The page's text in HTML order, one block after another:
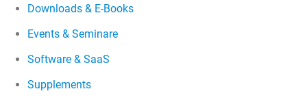
Downloads & E-Books
Events & Seminare
Software & SaaS
Supplements